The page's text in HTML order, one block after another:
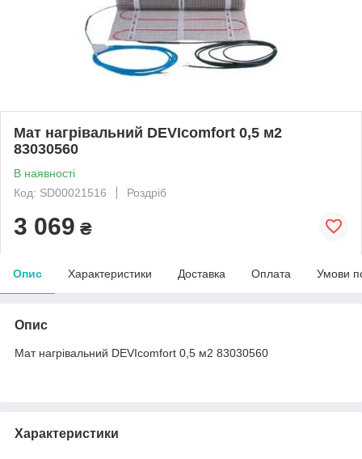
Мат нагрівальний DEVIcomfort 0,5 м2
83030560
В наявності
Код: SD00021516
Роздріб
3 069 ₴
Опис Характеристики Доставка Оплата Умови
Опис
Мат нагрівальний DEVIcomfort 0,5 м2 83030560
Характеристики